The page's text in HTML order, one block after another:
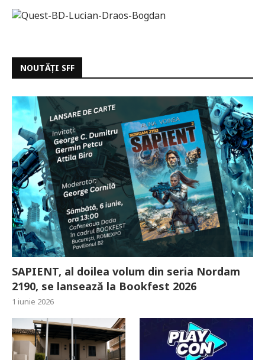
NOUTĂȚI SFF
SAPIENT, al doilea volum din seria Nordam
2190, se lansează la Bookfest 2026
1 iunie 2026